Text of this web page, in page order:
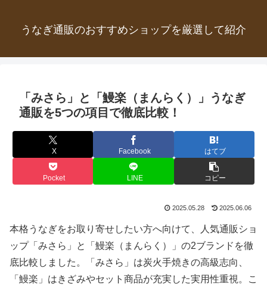
うなぎ通販のおすすめショップを厳選して紹介
「みさら」と「鰻楽（まんらく）」うなぎ
通販を5つの項目で徹底比較！
X Facebook はてブ
Pocket LINE コピー
2025.05.28 2025.06.06
本格うなぎをお取り寄せしたい方へ向けて、人気通販ショ
ップ「みさら」と「鰻楽（まんらく）」の2ブランドを徹
底比較しました。「みさら」は炭火手焼きの高級志向、
「鰻楽」はきざみやセット商品が充実した実用性重視。こ